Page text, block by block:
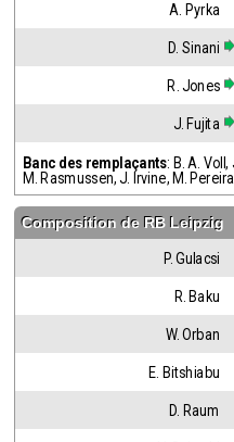
A. Pyrka
D. Sinani
R. Jones
J. Fujita
Banc des remplaçants: B. A. Voll,
M. Rasmussen,J. Irvine, M.
Composition de RB Leipzig
P. Gulacsi
R. Baku
W. Orban
E. Bitshiabu
D. Raum